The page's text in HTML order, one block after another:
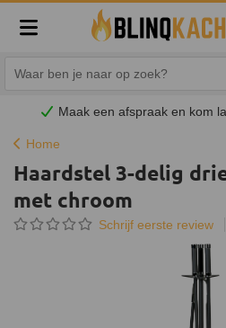
Maak een afspraak en kom
Home
Haardstel 3-delig
met chroom
Schrijf eerste review